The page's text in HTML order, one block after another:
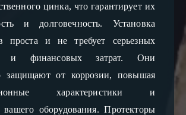
цинка, что гарантирует их
и долговечность. Установка
проста и не требует серьезных
и финансовых затрат. Они
защищают от коррозии, повышая
характеристики и
вашего оборудования. Протекторы